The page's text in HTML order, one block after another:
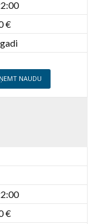
€
NAUDU
€